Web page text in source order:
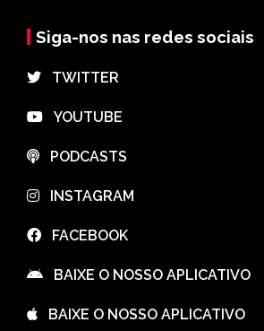
Siga-nos nas redes sociais
⠀TWITTER
⠀YOUTUBE
⠀PODCASTS
⠀INSTAGRAM
⠀FACEBOOK
⠀BAIXE O NOSSO APLICATIVO
⠀BAIXE O NOSSO APLICATIVO